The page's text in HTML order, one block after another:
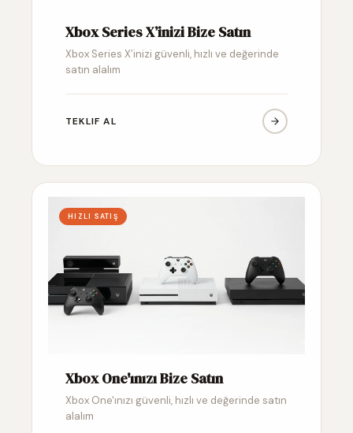
Xbox Series X’inizi Bize Satın
Xbox Series X’inizi güvenli, hızlı ve değerinde
satın alalım
TEKLIF AL
HIZLI SATIŞ
Xbox One'ınızı Bize Satın
Xbox One'ınızı güvenli, hızlı ve değerinde satın
alalım